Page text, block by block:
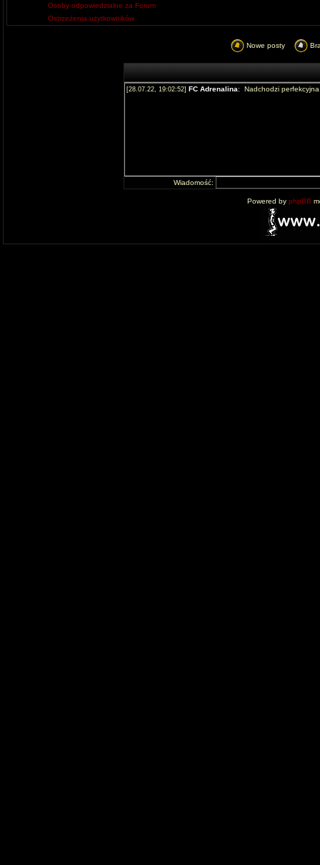
Osoby odpowiedzialne za Forum
Ostrzeżenia użytkowników
Nowe posty
Wiadomość:
Powered by phpBB